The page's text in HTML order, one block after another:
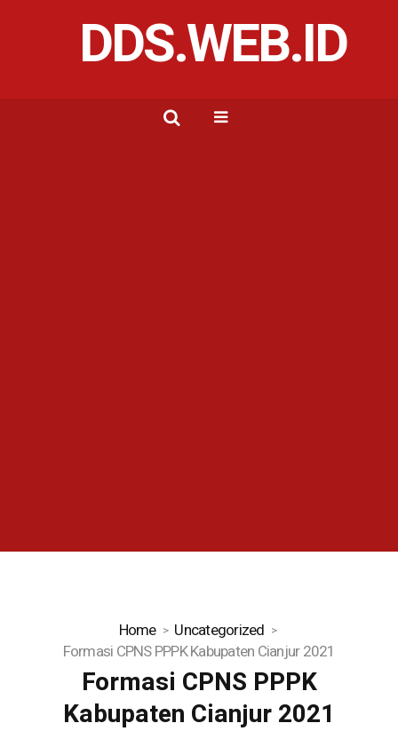
DDS.WEB.ID
Home
Uncategorized
Formasi CPNS PPPK Kabupaten Cianjur 2021
Formasi CPNS PPPK
Kabupaten Cianjur 2021